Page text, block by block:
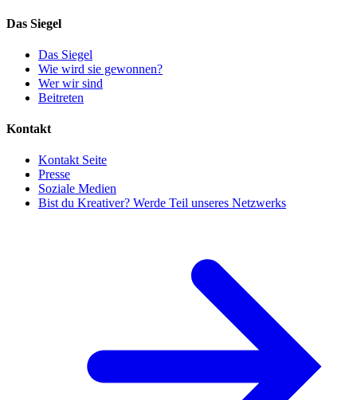
Das Siegel
Das Siegel
Wie wird sie gewonnen?
Wer wir sind
Beitreten
Kontakt
Kontakt Seite
Presse
Soziale Medien
Bist du Kreativer? Werde Teil unseres Netzwerks